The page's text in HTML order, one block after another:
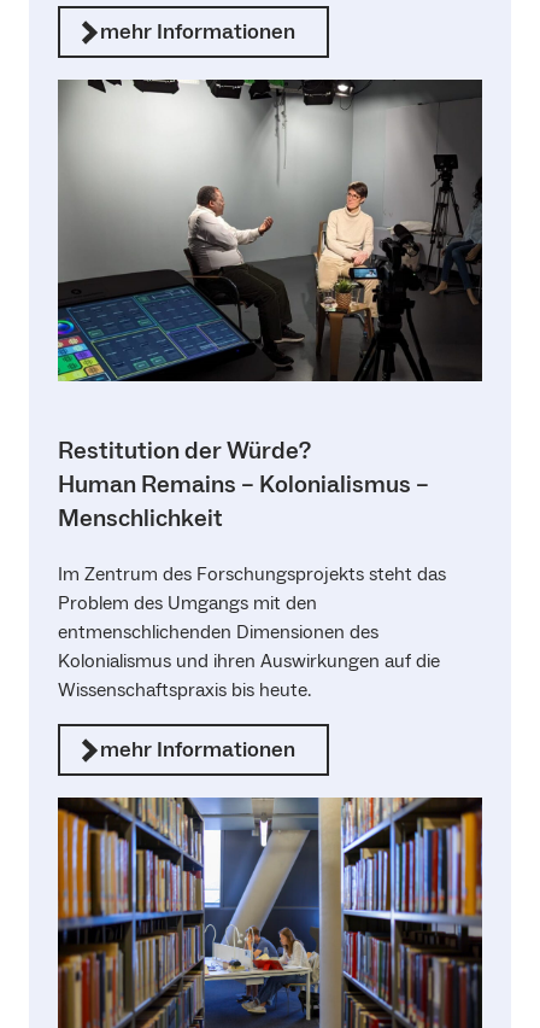
mehr Informationen
Restitution der Würde?
Human Remains – Kolonialismus –
Menschlichkeit
Im Zentrum des Forschungsprojekts steht das
Problem des Umgangs mit den
entmenschlichenden Dimensionen des
Kolonialismus und ihren Auswirkungen auf die
Wissenschaftspraxis bis heute.
mehr Informationen